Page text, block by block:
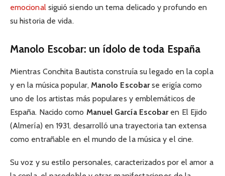
emocionalsiguió siendo un tema delicado y profundo en
su historia de vida.
Manolo Escobar: un ídolo de toda España
Mientras Conchita Bautista construía su legado en la copla
y en la música popular, Manolo Escobarse erigía como
uno de los artistas más populares y emblemáticos de
España. Nacido como Manuel García Escobaren El Ejido
(Almería) en 1931, desarrolló una trayectoria tan extensa
como entrañable en el mundo de la música y el cine.
Su voz y su estilo personales, caracterizados por el amor a